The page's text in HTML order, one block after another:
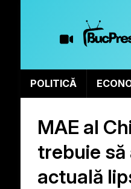
POLITICĂ
MAE al
trebuie să
actuală